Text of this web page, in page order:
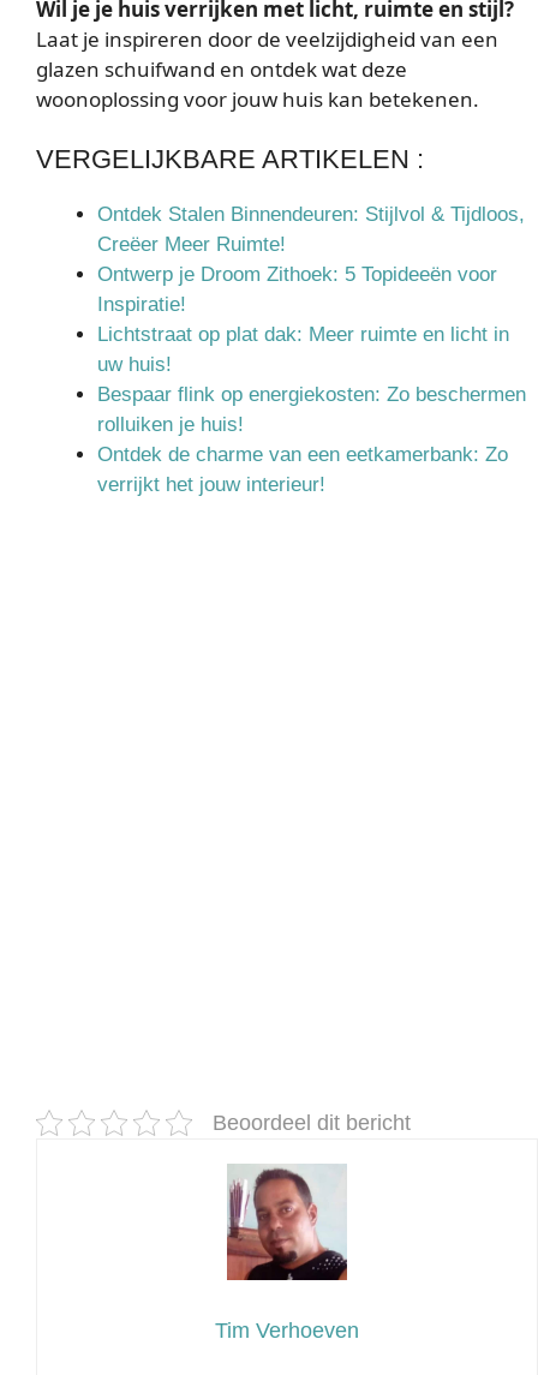
Wil je je huis verrijken met licht, ruimte en stijl?
Laat je inspireren door de veelzijdigheid van een
glazen schuifwand en ontdek wat deze
woonoplossing voor jouw huis kan betekenen.
VERGELIJKBARE ARTIKELEN :
Ontdek Stalen Binnendeuren: Stijlvol & Tijdloos,
Creëer Meer Ruimte!
Ontwerp je Droom Zithoek: 5 Topideeën voor
Inspiratie!
Lichtstraat op plat dak: Meer ruimte en licht in
uw huis!
Bespaar flink op energiekosten: Zo beschermen
rolluiken je huis!
Ontdek de charme van een eetkamerbank: Zo
verrijkt het jouw interieur!
Beoordeel dit bericht
Tim Verhoeven